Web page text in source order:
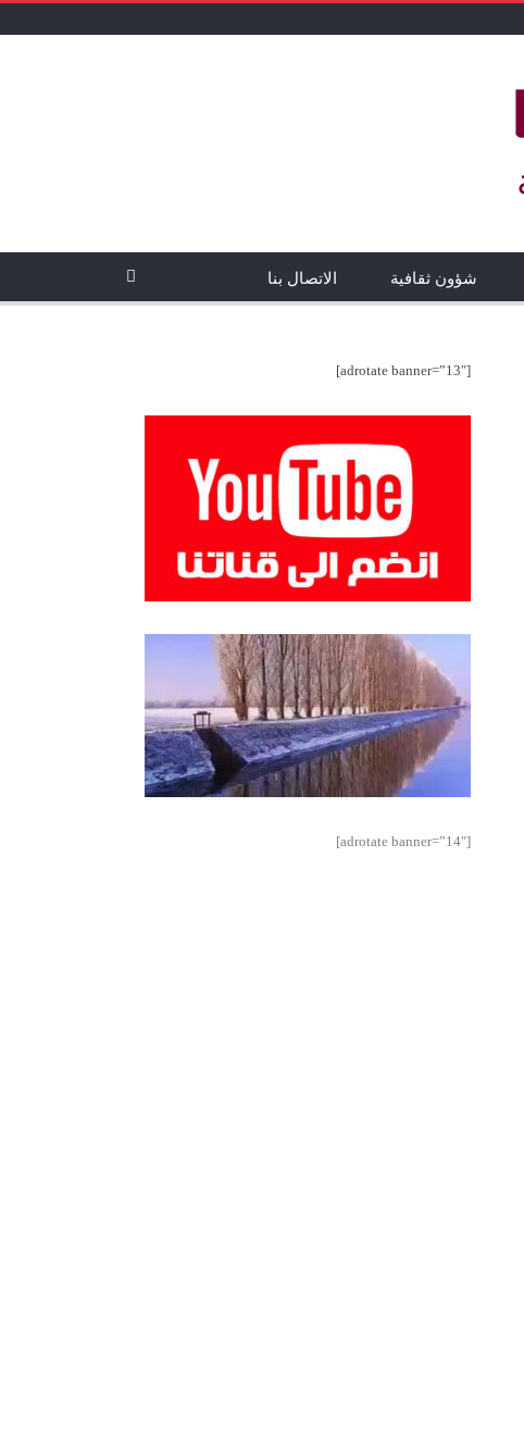
شؤون ثقافية الاتصال بنا
[adrotate banner=”13″]
[adrotate banner=”14″]